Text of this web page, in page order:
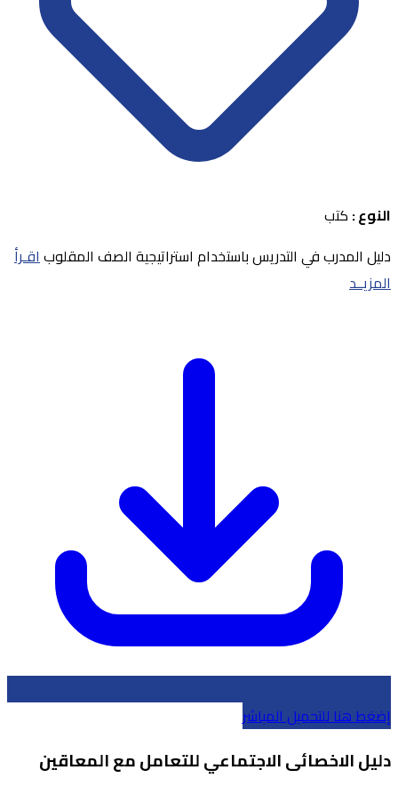
النوع : كتب
دليل المدرب في التدريس باستخدام استراتيجية الصف المقلوباقـرأ
المزيــد
إضغط هنا للتحميل المباشر
دليل الاخصائى الاجتماعي للتعامل مع المعاقين